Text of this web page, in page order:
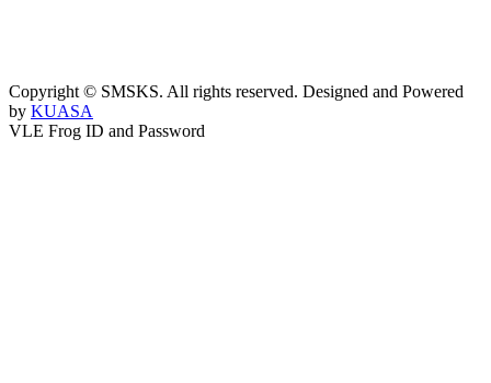
Copyright © SMSKS. All rights reserved. Designed and Powered
by KUASA
VLE Frog ID and Password